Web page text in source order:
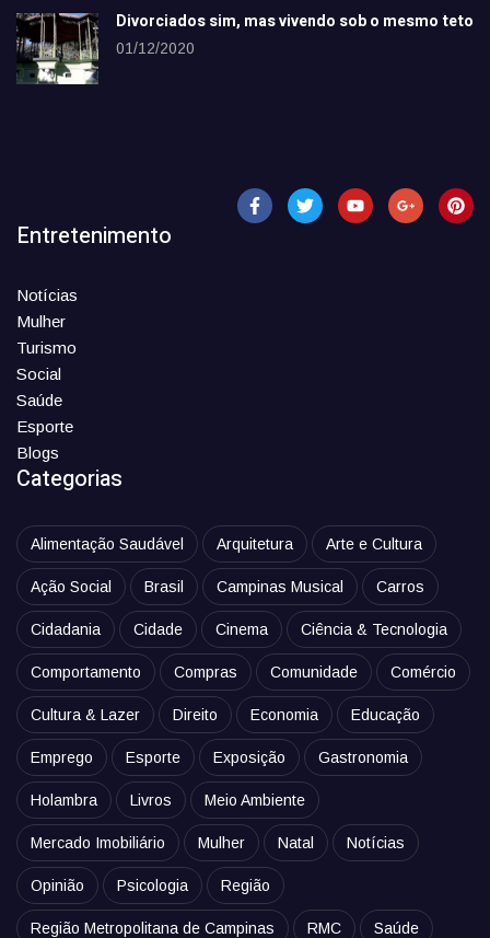
Divorciados sim, mas vivendo sob o mesmo teto
01/12/2020
Entretenimento
Notícias
Mulher
Turismo
Social
Saúde
Esporte
Blogs
Categorias
Alimentação Saudável Arquitetura Arte e Cultura
Ação Social Brasil Campinas Musical Carros
Cidadania Cidade Cinema Ciência & Tecnologia
Comportamento Compras Comunidade Comércio
Cultura & Lazer Direito Economia Educação
Emprego Esporte Exposição Gastronomia
Holambra Livros Meio Ambiente
Mercado Imobiliário Mulher Natal Notícias
Opinião Psicologia Região
Região Metropolitana de Campinas RMC Saúde